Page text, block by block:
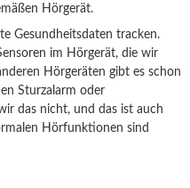
Hörgerät.
Gesundheitsdaten tracken.
im Hörgerät, die wir
Hörgeräten gibt es schon
Sturzalarm oder
das nicht, und das ist auch
Hörfunktionen sind